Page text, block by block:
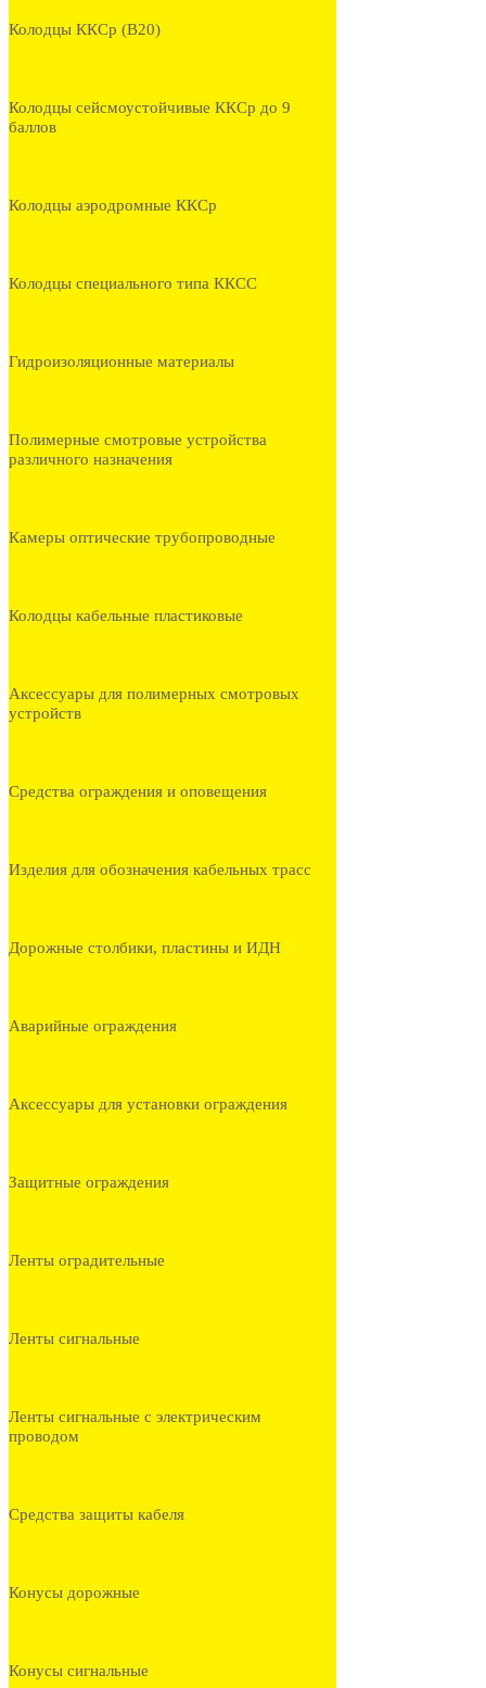
Колодцы ККСр (В20)
Колодцы сейсмоустойчивые ККСр до 9
баллов
Колодцы аэродромные ККСр
Колодцы специального типа ККСС
Гидроизоляционные материалы
Полимерные смотровые устройства
различного назначения
Камеры оптические трубопроводные
Колодцы кабельные пластиковые
Аксессуары для полимерных смотровых
устройств
Средства ограждения и оповещения
Изделия для обозначения кабельных трасс
Дорожные столбики, пластины и ИДН
Аварийные ограждения
Аксессуары для установки ограждения
Защитные ограждения
Ленты оградительные
Ленты сигнальные
Ленты сигнальные с электрическим
проводом
Средства защиты кабеля
Конусы дорожные
Конусы сигнальные